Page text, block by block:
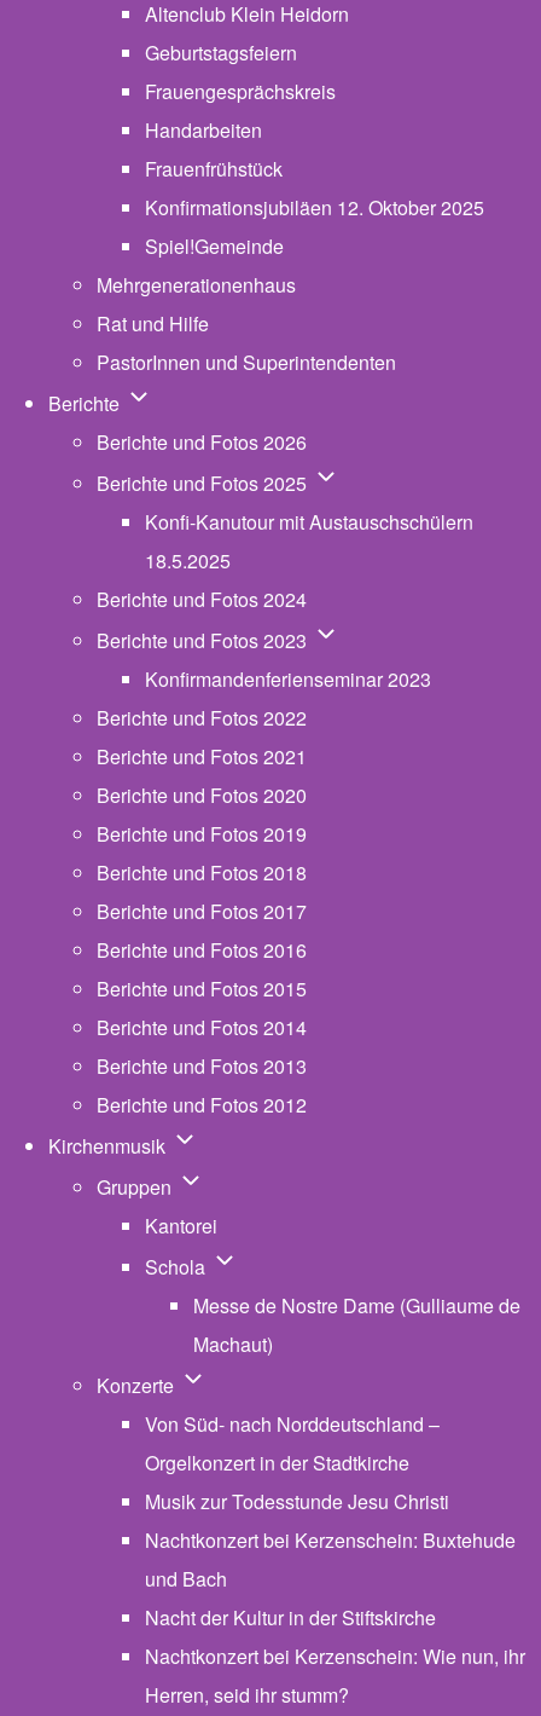
Altenclub Klein Heidorn
Geburtstagsfeiern
Frauengesprächskreis
Handarbeiten
Frauenfrühstück
Konfirmationsjubiläen 12. Oktober 2025
Spiel!Gemeinde
Mehrgenerationenhaus
Rat und Hilfe
PastorInnen und Superintendenten
Berichte Unternavigation von Berichte
Berichte und Fotos 2026
Berichte und Fotos 2025 Unternavigation von
Konfi-Kanutour mit Austauschschülern
18.5.2025
Berichte und Fotos 2024
Berichte und Fotos 2023 Unternavigation von
Konfirmandenferienseminar 2023
Berichte und Fotos 2022
Berichte und Fotos 2021
Berichte und Fotos 2020
Berichte und Fotos 2019
Berichte und Fotos 2018
Berichte und Fotos 2017
Berichte und Fotos 2016
Berichte und Fotos 2015
Berichte und Fotos 2014
Berichte und Fotos 2013
Berichte und Fotos 2012
Kirchenmusik Unternavigation von Kirchenmusik
Gruppen Unternavigation von Gruppen
Kantorei
Schola Unternavigation von Schola
Messe de Nostre Dame (Gulliaume de
Machaut)
Konzerte Unternavigation von Konzerte
Von Süd- nach Norddeutschland –
Orgelkonzert in der Stadtkirche
Musik zur Todesstunde Jesu Christi
Nachtkonzert bei Kerzenschein: Buxtehude
und Bach
Nacht der Kultur in der Stiftskirche
Nachtkonzert bei Kerzenschein: Wie nun, ihr
Herren, seid ihr stumm?